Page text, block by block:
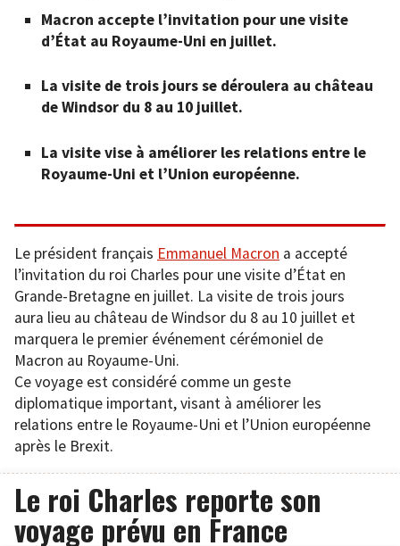
Macron accepte l’invitation pour une visite
d’État au Royaume-Uni en juillet.
La visite de trois jours se déroulera au château
de Windsor du 8 au 10 juillet.
La visite vise à améliorer les relations entre le
Royaume-Uni et l’Union européenne.
Le président français Emmanuel Macron a accepté
l’invitation du roi Charles pour une visite d’État en
Grande-Bretagne en juillet. La visite de trois jours
aura lieu au château de Windsor du 8 au 10 juillet et
marquera le premier événement cérémoniel de
Macron au Royaume-Uni.
Ce voyage est considéré comme un geste
diplomatique important, visant à améliorer les
relations entre le Royaume-Uni et l’Union européenne
après le Brexit.
Le roi Charles reporte son
voyage prévu en France